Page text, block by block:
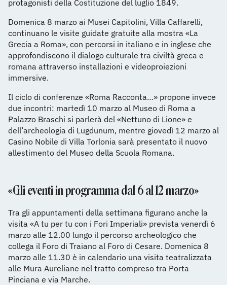
protagonisti della Costituzione del luglio 1849.
Domenica 8 marzo ai Musei Capitolini, Villa Caffarelli,
continuano le visite guidate gratuite alla mostra «La
Grecia a Roma», con percorsi in italiano e in inglese che
approfondiscono il dialogo culturale tra civiltà greca e
romana attraverso installazioni e videoproiezioni
immersive.
Il ciclo di conferenze «Roma Racconta…» propone invece
due incontri: martedì 10 marzo al Museo di Roma a
Palazzo Braschi si parlerà del «Nettuno di Lione» e
dell’archeologia di Lugdunum, mentre giovedì 12 marzo al
Casino Nobile di Villa Torlonia sarà presentato il nuovo
allestimento del Museo della Scuola Romana.
«Gli eventi in programma dal 6 al 12 marzo»
Tra gli appuntamenti della settimana figurano anche la
visita «A tu per tu con i Fori Imperiali» prevista venerdì 6
marzo alle 12.00 lungo il percorso archeologico che
collega il Foro di Traiano al Foro di Cesare. Domenica 8
marzo alle 11.30 è in calendario una visita teatralizzata
alle Mura Aureliane nel tratto compreso tra Porta
Pinciana e via Marche.